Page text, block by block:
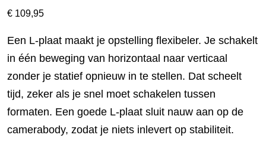
€ 109,95
Een L-plaat maakt je opstelling flexibeler. Je schakelt
in één beweging van horizontaal naar verticaal
zonder je statief opnieuw in te stellen. Dat scheelt
tijd, zeker als je snel moet schakelen tussen
formaten. Een goede L-plaat sluit nauw aan op de
camerabody, zodat je niets inlevert op stabiliteit.